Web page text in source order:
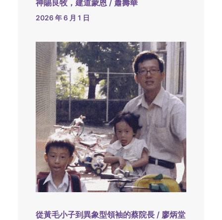
神賜良牧，建道蒙恩 / 蕭壽華
2026 年 6 月 1 日
從黃毛小子到異象型領袖的蔡院長 / 廖炳堂